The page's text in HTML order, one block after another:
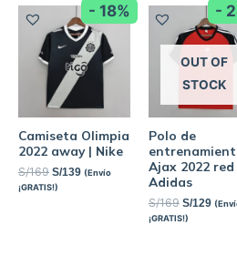
- 18%
Camiseta Olimpia
2022 away | Nike
S/169 S/139 (Envío
¡GRATIS!)
-
OUT OF
STOCK
Polo de
Ajax 2022 red
Adidas
S/169 S/129
¡GRATIS!)